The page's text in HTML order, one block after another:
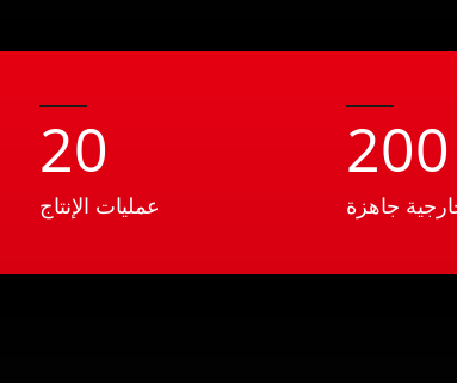
20
عمليات الإنتاج
200
جاهزة